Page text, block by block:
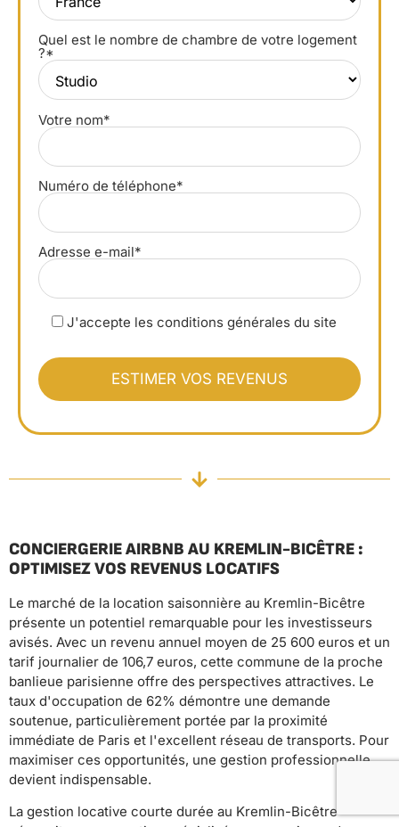
Quel est le nombre de chambre de votre logement
?*
Votre nom*
Numéro de téléphone*
Adresse e-mail*
J'accepte les conditions générales du site
CONCIERGERIE AIRBNB AU KREMLIN-BICÊTRE :
OPTIMISEZ VOS REVENUS LOCATIFS
Le marché de la location saisonnière au Kremlin-Bicêtre
présente un potentiel remarquable pour les investisseurs
avisés. Avec un revenu annuel moyen de 25 600 euros et un
tarif journalier de 106,7 euros, cette commune de la proche
banlieue parisienne offre des perspectives attractives. Le
taux d'occupation de 62% démontre une demande
soutenue, particulièrement portée par la proximité
immédiate de Paris et l'excellent réseau de transports. Pour
maximiser ces opportunités, une gestion professionnelle
devient indispensable.
La gestion locative courte durée au Kremlin-Bicêtre